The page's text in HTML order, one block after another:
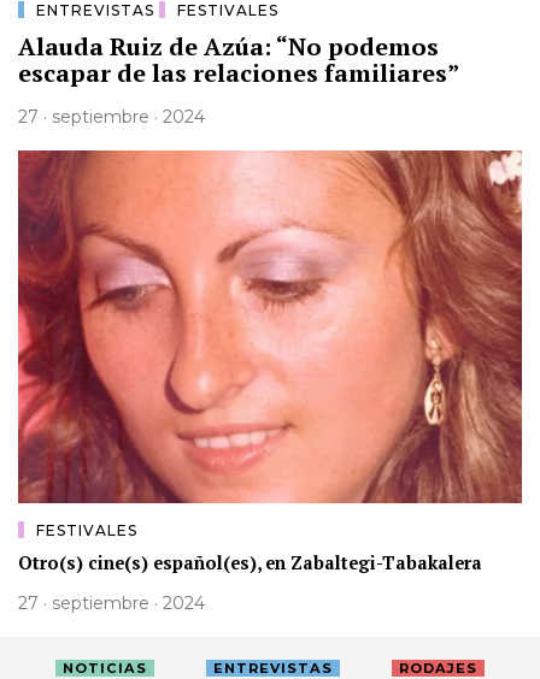
ENTREVISTAS FESTIVALES
Alauda Ruiz de Azúa: “No podemos
escapar de las relaciones familiares”
27 · septiembre · 2024
FESTIVALES
Otro(s) cine(s) español(es), en Zabaltegi-Tabakalera
27 · septiembre · 2024
NOTICIAS ENTREVISTAS RODAJES